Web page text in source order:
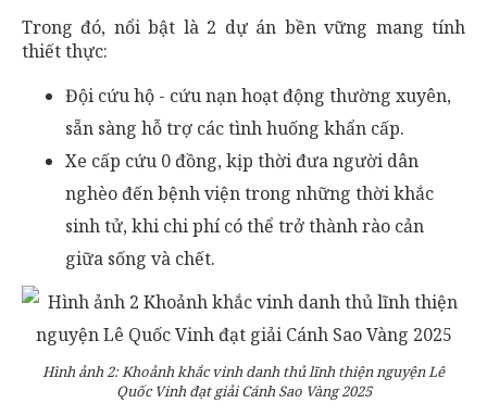
Trong đó, nổi bật là 2 dự án bền vững mang tính
thiết thực:
Đội cứu hộ - cứu nạn hoạt động thường xuyên,
sẵn sàng hỗ trợ các tình huống khẩn cấp.
Xe cấp cứu 0 đồng, kịp thời đưa người dân
nghèo đến bệnh viện trong những thời khắc
sinh tử, khi chi phí có thể trở thành rào cản
giữa sống và chết.
Hình ảnh 2: Khoảnh khắc vinh danh thủ lĩnh thiện nguyện Lê
Quốc Vinh đạt giải Cánh Sao Vàng 2025